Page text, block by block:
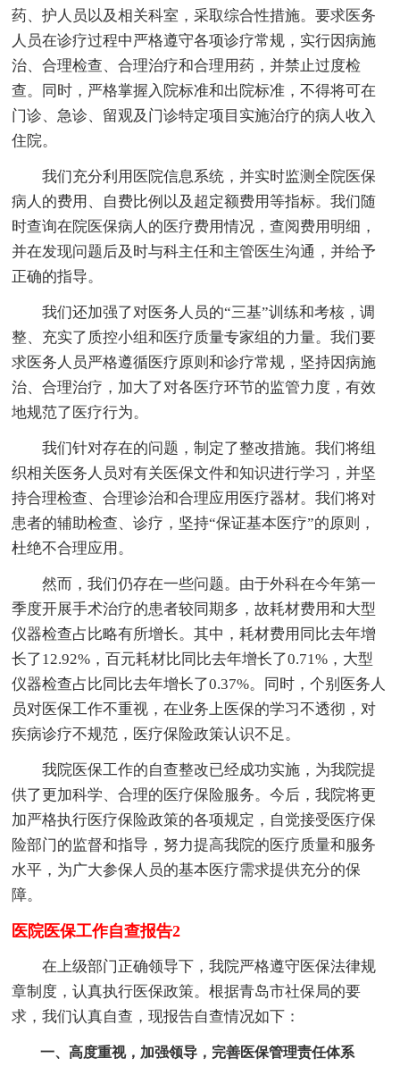
药、护人员以及相关科室，采取综合性措施。要求医务
人员在诊疗过程中严格遵守各项诊疗常规，实行因病施
治、合理检查、合理治疗和合理用药，并禁止过度检
查。同时，严格掌握入院标准和出院标准，不得将可在
门诊、急诊、留观及门诊特定项目实施治疗的病人收入
住院。
我们充分利用医院信息系统，并实时监测全院医保
病人的费用、自费比例以及超定额费用等指标。我们随
时查询在院医保病人的医疗费用情况，查阅费用明细，
并在发现问题后及时与科主任和主管医生沟通，并给予
正确的指导。
我们还加强了对医务人员的“三基”训练和考核，调
整、充实了质控小组和医疗质量专家组的力量。我们要
求医务人员严格遵循医疗原则和诊疗常规，坚持因病施
治、合理治疗，加大了对各医疗环节的监管力度，有效
地规范了医疗行为。
我们针对存在的问题，制定了整改措施。我们将组
织相关医务人员对有关医保文件和知识进行学习，并坚
持合理检查、合理诊治和合理应用医疗器材。我们将对
患者的辅助检查、诊疗，坚持“保证基本医疗”的原则，
杜绝不合理应用。
然而，我们仍存在一些问题。由于外科在今年第一
季度开展手术治疗的患者较同期多，故耗材费用和大型
仪器检查占比略有所增长。其中，耗材费用同比去年增
长了12.92%，百元耗材比同比去年增长了0.71%，大型
仪器检查占比同比去年增长了0.37%。同时，个别医务人
员对医保工作不重视，在业务上医保的学习不透彻，对
疾病诊疗不规范，医疗保险政策认识不足。
我院医保工作的自查整改已经成功实施，为我院提
供了更加科学、合理的医疗保险服务。今后，我院将更
加严格执行医疗保险政策的各项规定，自觉接受医疗保
险部门的监督和指导，努力提高我院的医疗质量和服务
水平，为广大参保人员的基本医疗需求提供充分的保
障。
医院医保工作自查报告2
在上级部门正确领导下，我院严格遵守医保法律规
章制度，认真执行医保政策。根据青岛市社保局的要
求，我们认真自查，现报告自查情况如下：
一、高度重视，加强领导，完善医保管理责任体系